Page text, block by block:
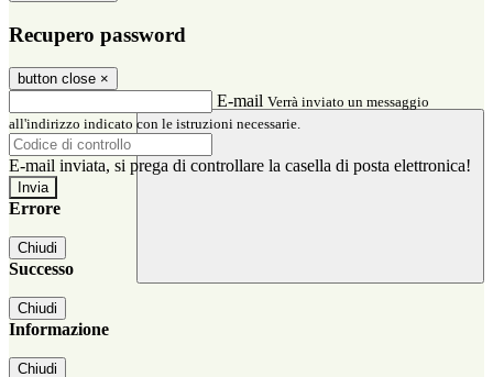
Recupero password
button close ×
E-mail Verrà inviato un messaggio
all'indirizzo indicato con le istruzioni necessarie.
E-mail inviata, si prega di controllare la casella di posta elettronica!
Errore
Chiudi
Successo
Chiudi
Informazione
Chiudi